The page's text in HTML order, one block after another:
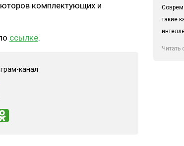
комплектующих и
ссылке.
канал
такие
Читать